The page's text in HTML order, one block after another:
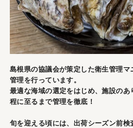
島根県の協議会が策定した衛生管理マ
管理を行っています。
最適な海域の選定をはじめ、施設のあ
程に至るまで管理を徹底！
旬を迎える頃には、出荷シーズン前検